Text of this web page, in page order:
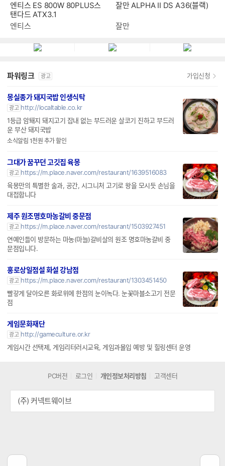
엔티스 ES 800W 80PLUS스
탠다드 ATX3.1
엔티스
잘만 ALPHA II DS A36(블랙)
잘만
파워링크 광고 가입신청
몽실종가 돼지국밥 인생식탁
광고 http://localtable.co.kr
1등급 암퇘지 돼지고기 잡내 없는 부드러운 살코기 진하고 부드러
운 부산 돼지국밥
소식알림 1천원 추가 할인
그대가 꿈꾸던 고깃집 육몽
광고 https://m.place.naver.com/restaurant/1639516083
육몽만의 특별한 술과, 공간, 시그니처 고기로 왕을 모시듯 손님을
대접합니다
제주 원조명호마농갈비 중문점
광고 https://m.place.naver.com/restaurant/1503927451
연예인들이 방문하는 마농(마늘)갈비살의 원조 명호마농갈비 중
문점입니다.
홍로상일점설 화설 강남점
광고 https://m.place.naver.com/restaurant/1303451450
빨갛게 달아오른 화로위에 한점의 눈이녹다. 눈꽃마블소고기 전문
점
게임문화재단
광고 http://gameculture.or.kr
게임시간 선택제, 게임리터러시교육, 게임과몰입 예방 및 힐링센터 운영
PC버전 로그인 개인정보처리방침 고객센터
(주) 커넥트웨이브